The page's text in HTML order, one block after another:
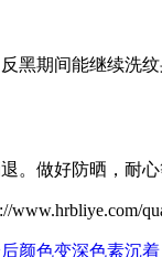
黑期间能继续洗
。做好防晒，耐
颜色变深色素沉着